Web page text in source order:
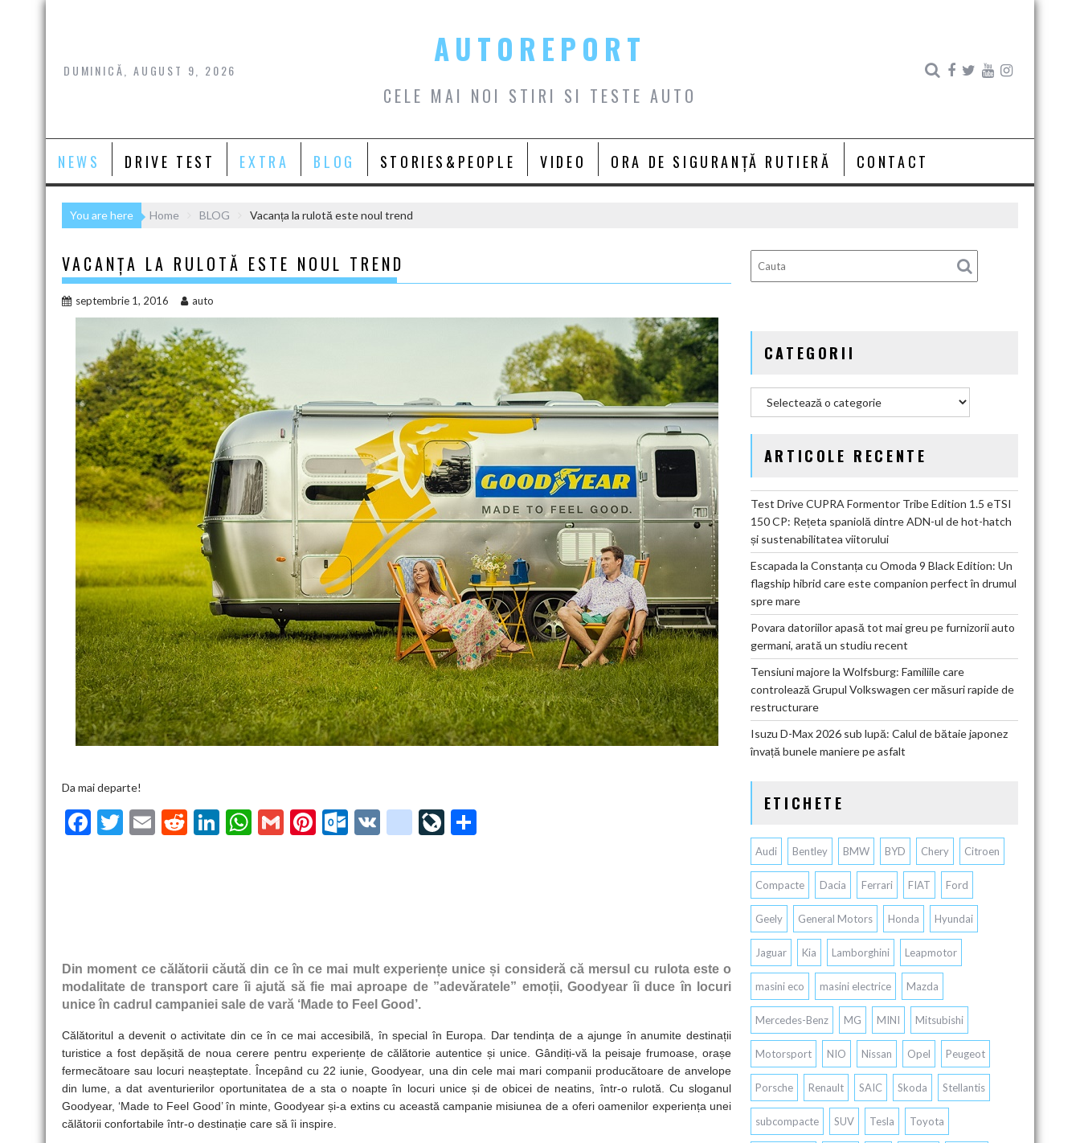
Skip
DUMINICĂ, AUGUST 9, 2026
AUTOREPORT
CELE MAI NOI STIRI SI TESTE AUTO
NEWS DRIVE TEST EXTRA BLOG STORIES&PEOPLE VIDEO ORA DE SIGURANȚĂ RUTIERĂ CONTACT
You are here Home BLOG Vacanța la rulotă este noul trend
VACANȚA LA RULOTĂ ESTE NOUL TREND
septembrie 1, 2016 auto
Da mai departe!
F
k
T
E
R
Li W
p
G
Pi O
m
V
g
o
o
k
m
ar
ks
Li
Din moment ce călătorii căută din ce în ce mai mult experiențe unice și consideră că mersul cu rulota este o
modalitate de transport care îi ajută să fie mai aproape de ”adevăratele” emoții, Goodyear îi duce în locuri
unice în cadrul campaniei sale de vară ‘Made to Feel Good’.
Călătoritul a devenit o activitate din ce în ce mai accesibilă, în special în Europa. Dar tendința de a ajunge în anumite destinații
turistice a fost depășită de noua cerere pentru experiențe de călătorie autentice și unice. Gândiți-vă la peisaje frumoase, orașe
fermecătoare sau locuri neașteptate. Începând cu 22 iunie, Goodyear, una din cele mai mari companii producătoare de anvelope
din lume, a dat aventurierilor oportunitatea de a sta o noapte în locuri unice și de obicei de neatins, într-o rulotă. Cu sloganul
Goodyear, ‘Made to Feel Good’ în minte, Goodyear și-a extins cu această campanie misiunea de a oferi oamenilor experiența unei
călătorii confortabile într-o destinație care să îi inspire.
CATEGORII
ARTICOLE RECENTE
Test Drive CUPRA Formentor Tribe Edition 1.5 eTSI
150 CP: Rețeta spaniolă dintre ADN-ul de hot-hatch
și sustenabilitatea viitorului
Escapada la Constanța cu Omoda 9 Black Edition: Un
flagship hibrid care este companion perfect în drumul
spre mare
Povara datoriilor apasă tot mai greu pe furnizorii auto
germani, arată un studiu recent
Tensiuni majore la Wolfsburg: Familiile care
controlează Grupul Volkswagen cer măsuri rapide de
restructurare
Isuzu D-Max 2026 sub lupă: Calul de bătaie japonez
învață bunele maniere pe asfalt
ETICHETE
Audi Bentley BMW BYD Chery Citroen
Compacte Dacia Ferrari FIAT Ford
Geely General Motors Honda Hyundai
Jaguar Kia Lamborghini Leapmotor
masini eco masini electrice Mazda
Mercedes-Benz MG MINI Mitsubishi
Motorsport NIO Nissan Opel Peugeot
Porsche Renault SAIC Skoda Stellantis
subcompacte SUV Tesla Toyota